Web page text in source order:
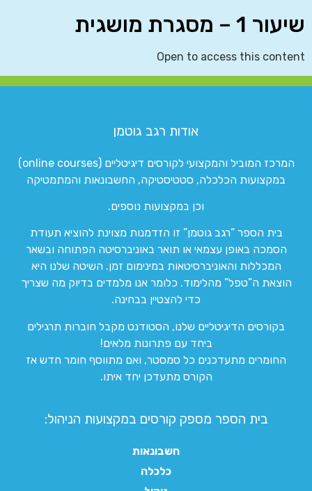
שיעור 1 – מסגרת מושגית
Open to access this content
אודות רגב גוטמן
המרכז המוביל והמקצועי לקורסים דיגיטליים (online courses)
במקצועות הכלכלה, סטטיסטיקה, החשבונאות והמתמטיקה
וכן במקצועות נוספים.
בית הספר “רגב גוטמן” זו הזדמנות מצוינת להוציא תעודת
הסמכה באופן עצמאי או תואר באוניברסיטה הפתוחה ובשאר
המכללות והאוניברסיטאות במינימום זמן. השיטה שלנו היא
הוצאת ה”טפל” מהלימוד. כלומר אנו מלמדים בדיוק מה שצריך
כדי להצטיין בבחינה.
בקורסים הדיגיטליים שלנו, הסטודנט מקבל חוברות תרגילים
ביחד עם פתרונות מלאים!
החומרים מתעדכנים כל סמסטר, ואם מתווסף חומר חדש אז
הקורס מתעדכן יחד איתו.
בית הספר מספק קורסים במקצועות הניהול:
חשבונאות
כלכלה